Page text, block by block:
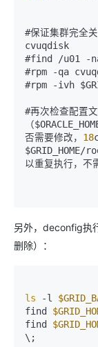
#保证集群完全
cvuqdisk
#find
/u01 -
#rpm
-qa
#rpm
-ivh
#再次检查配置
（
否需要修改， 18
$GRID_HOME/
以重复执行，
另外，deconfig执
删除）：
ls -l
find
find
\;